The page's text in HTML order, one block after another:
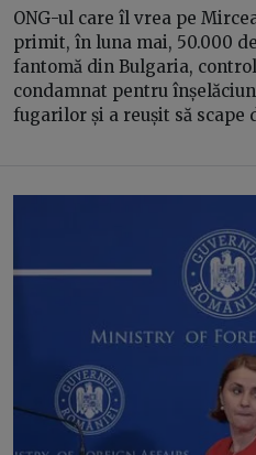
ONG-ul care îl vrea pe
primit, în luna mai, 50.000
fantomă din Bulgaria,
condamnat pentru
fugarilor și a reușit să scape